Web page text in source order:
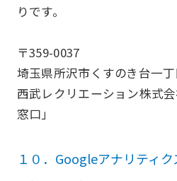
りです。
〒359-0037
埼玉県所沢市くすのき台一
西武レクリエーション株式
窓口」
１０．Googleアナリティ